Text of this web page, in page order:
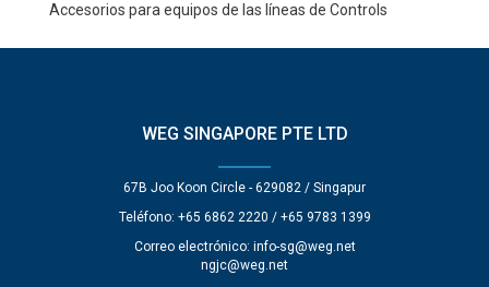
Accesorios para equipos de las líneas de Controls
WEG SINGAPORE PTE LTD
67B Joo Koon Circle - 629082 / Singapur
Teléfono: +65 6862 2220 / +65 9783 1399
Correo electrónico: info-sg@weg.net
ngjc@weg.net